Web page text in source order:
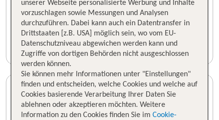
unserer Webseite personalisierte Werbung und Inhalte
vorzuschlagen sowie Messungen und Analysen
durchzuführen. Dabei kann auch ein Datentransfer in
Drittstaaten [z.B. USA] möglich sein, wo vom EU-
Datenschutzniveau abgewichen werden kann und
Zugriffe von dortigen Behörden nicht ausgeschlossen
werden können.
Sie können mehr Informationen unter "Einstellungen"
finden und entscheiden, welche Cookies und welche auf
Cookies basierende Verarbeitung Ihrer Daten Sie
ablehnen oder akzeptieren möchten. Weitere
Information zu den Cookies finden Sie im Cookie-